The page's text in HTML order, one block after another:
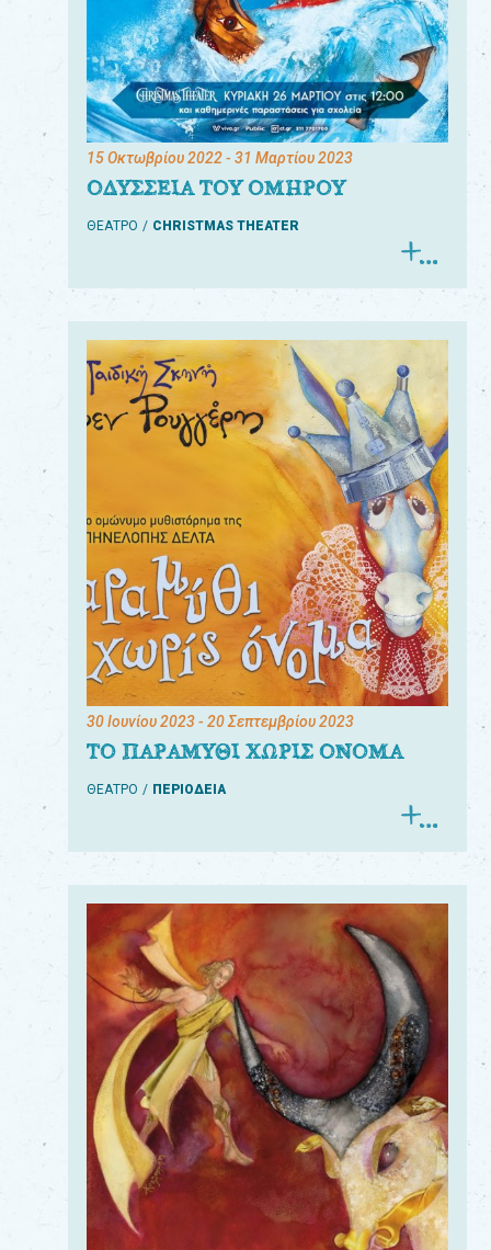
15 Οκτωβρίου 2022- 31 Μαρτίου 2023
ΟΔΥΣΣΕΙΑ ΤΟΥ ΟΜΗΡΟΥ
ΘΕΑΤΡΟ CHRISTMAS THEATER
30 Ιουνίου 2023- 20 Σεπτεμβρίου 2023
ΤΟ ΠΑΡΑΜΥΘΙ ΧΩΡΙΣ ΟΝΟΜΑ
ΘΕΑΤΡΟ ΠΕΡΙΟΔΕΙΑ